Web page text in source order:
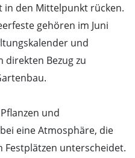
den Mittelpunkt rücken.
gehören im Juni
und
direkten Bezug zu
und
eine Atmosphäre, die
Festplätzen unterscheidet.